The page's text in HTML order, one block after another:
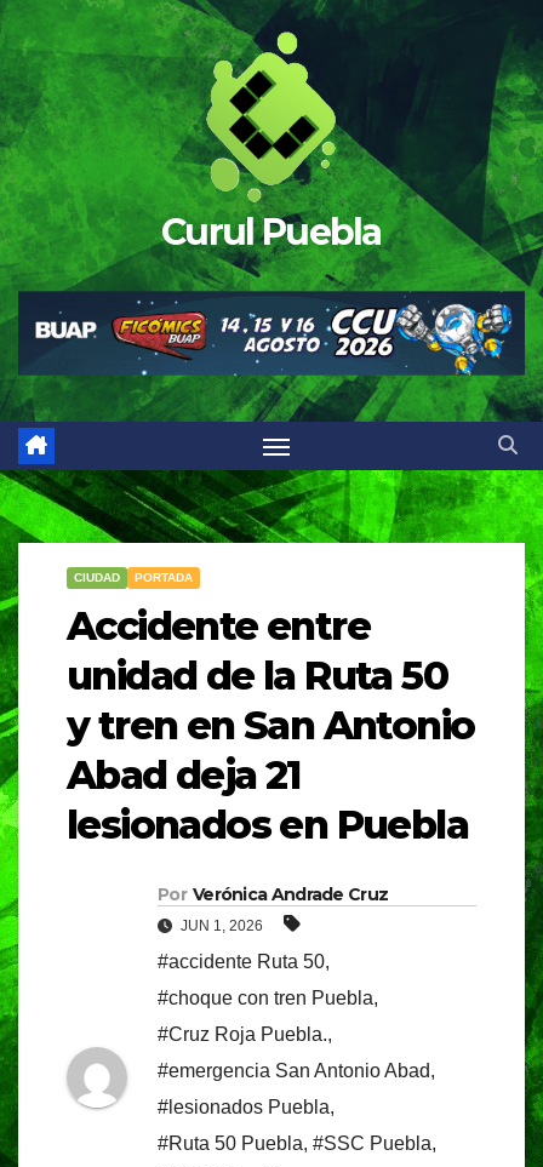
Saltar
al
contenido
Curul Puebla
CIUDAD PORTADA
Accidente entre
unidad de la Ruta 50
y tren en San Antonio
Abad deja 21
lesionados en Puebla
Por Verónica Andrade Cruz
JUN 1, 2026
#accidente Ruta 50,
#choque con tren Puebla,
#Cruz Roja Puebla.,
#emergencia San Antonio Abad,
#lesionados Puebla,
#Ruta 50 Puebla, #SSC Puebla,